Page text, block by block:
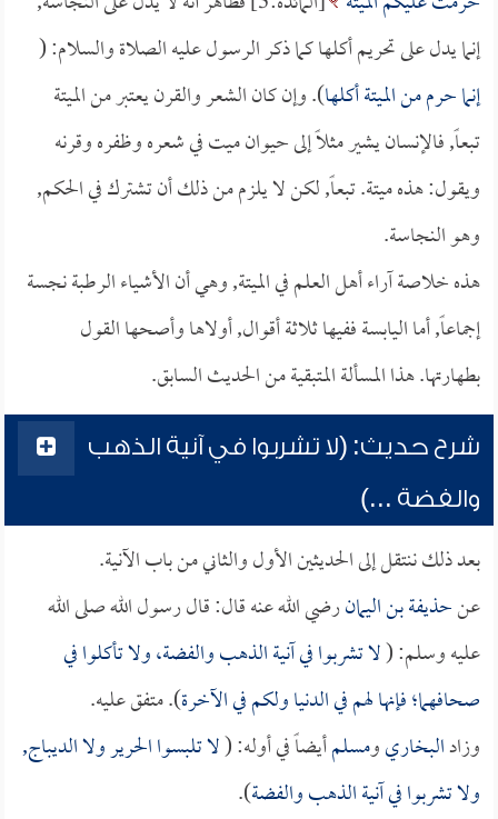
إنما يدل على تحريم أكلها كما ذكر الرسول عليه الصلاة والسلام: (
إنما حرم من الميتة أكلها). وإن كان الشعر والقرن يعتبر من الميتة
تبعاً, فالإنسان يشير مثلاً إلى حيوان ميت في شعره وظفره وقرنه
ويقول: هذه ميتة. تبعاً, لكن لا يلزم من ذلك أن تشترك في الحكم,
وهو النجاسة.
هذه خلاصة آراء أهل العلم في الميتة, وهي أن الأشياء الرطبة نجسة
إجماعاً, أما اليابسة ففيها ثلاثة أقوال, أولاها وأصحها القول
بطهارتها. هذا المسألة المتبقية من الحديث السابق.
شرح حديث: (لا تشربوا في آنية الذهب
والفضة ...)
بعد ذلك ننتقل إلى الحديثين الأول والثاني من باب الآنية.
عنحذيفة بن اليمانرضي الله عنه قال: قال رسول الله صلى الله
عليه وسلم: (لا تشربوا في آنية الذهب والفضة، ولا تأكلوا في
صحافهما؛ فإنها لهم في الدنيا ولكم في الآخرة). متفق عليه.
وزادالبخاريومسلمأيضاً في أوله: (لا تلبسوا الحرير ولا الديباج,
ولا تشربوا في آنية الذهب والفضة).